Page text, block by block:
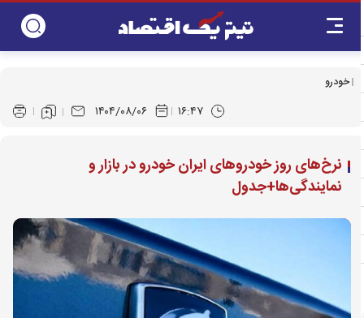
خودرو
۱۴۰۴/۰۸/۰۶ ۱۶:۴۷
نرخ‌های روز خودروهای ایران خودرو در بازار و
نمایندگی‌ها+جدول